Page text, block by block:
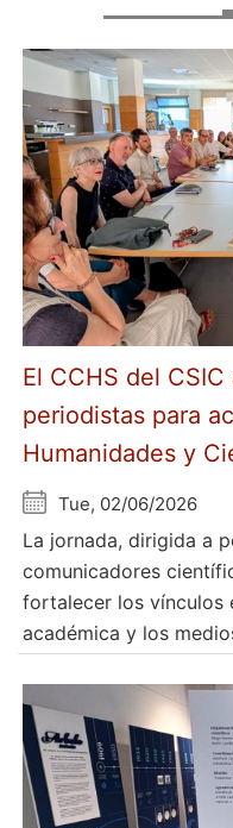
El CCHS del
periodistas para
Humanidades y
Tue, 02/06/2026
La jornada, dirigida a
comunicadores
fortalecer los vínculos
académica y los